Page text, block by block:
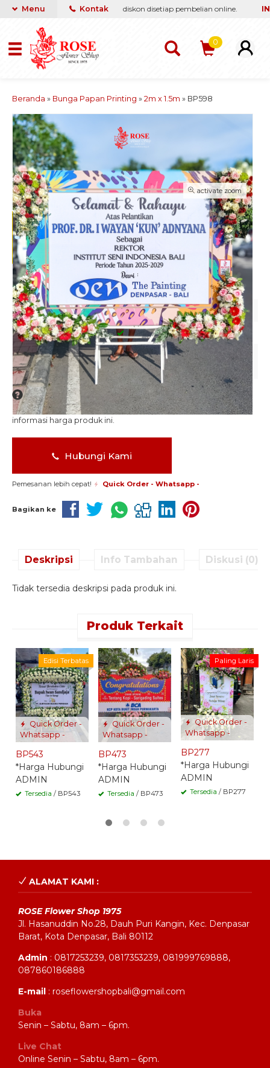
terbaik & termurah, dapatkan diskon disetiap pembelian online.
Menu Kontak
0
Beranda » Bunga Papan Printing » 2m x 1.5m » BP598
activate zoom
BP598
Kode BP598
Stok Tersedia
Kategori 2m x 1.5m, Bunga Papan
Printing
INFO HARGA
Silahkan menghubungi kontak kami untuk mendapatkan
informasi harga produk ini.
Hubungi Kami
Pemesanan lebih cepat! Quick Order - Whatsapp -
Bagikan ke
Deskripsi Info Tambahan Diskusi (0)
Tidak tersedia deskripsi pada produk ini.
Produk Terkait
Quick Order -
Whatsapp -
Edisi Terbatas
BP543
*Harga Hubungi
ADMIN
Tersedia / BP543
Quick Order -
Whatsapp -
BP473
*Harga Hubungi
ADMIN
Tersedia / BP473
Quick Order -
Whatsapp -
Paling Laris
BP277
*Harga Hubungi
ADMIN
Tersedia / BP277
ALAMAT KAMI :
ROSE Flower Shop 1975
Jl. Hasanuddin No.28, Dauh Puri Kangin, Kec. Denpasar
Barat, Kota Denpasar, Bali 80112
Admin : 0817253239, 0817353239, 081999769888,
087860186888
E-mail : roseflowershopbali@gmail.com
Buka
Senin – Sabtu, 8am – 6pm.
Live Chat
Online Senin – Sabtu, 8am – 6pm.